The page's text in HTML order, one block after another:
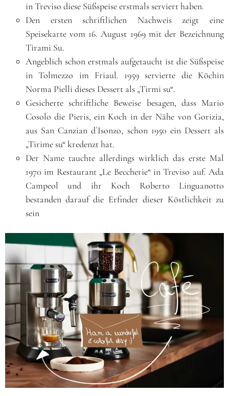
in Treviso diese Süßspeise erstmals serviert haben.
Den ersten schriftlichen Nachweis zeigt eine
Speisekarte vom 16. August 1969 mit der Bezeichnung
Tirami Su.
Angeblich schon erstmals aufgetaucht ist die Süßspeise
in Tolmezzo im Friaul. 1959 servierte die Köchin
Norma Pielli dieses Dessert als „Tirmi su“.
Gesicherte schriftliche Beweise besagen, dass Mario
Cosolo die Pieris, ein Koch in der Nähe von Gorizia,
aus San Canzian d´Isonzo, schon 1950 ein Dessert als
„Tirime su“ kredenzt hat.
Der Name tauchte allerdings wirklich das erste Mal
1970 im Restaurant „Le Beccherie“ in Treviso auf. Ada
Campeol und ihr Koch Roberto Linguanotto
bestanden darauf die Erfinder dieser Köstlichkeit zu
sein